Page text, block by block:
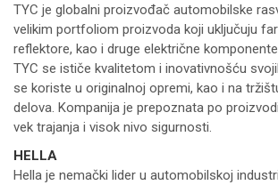
TYC je globalni proizvođač automobilske
velikim portfoliom proizvoda koji uključuju
reflektore, kao i druge električne
TYC se ističe kvalitetom i inovativnošću
se koriste u originalnoj opremi, kao i na
delova. Kompanija je prepoznata po
vek trajanja i visok nivo sigurnosti.
HELLA
Hella je nemački lider u automobilskoj